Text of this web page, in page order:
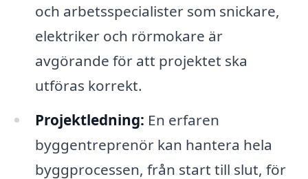
och arbetsspecialister som snickare,
elektriker och rörmokare är
avgörande för att projektet ska
utföras korrekt.
Projektledning: En erfaren
byggentreprenör kan hantera hela
byggprocessen, från start till slut, för